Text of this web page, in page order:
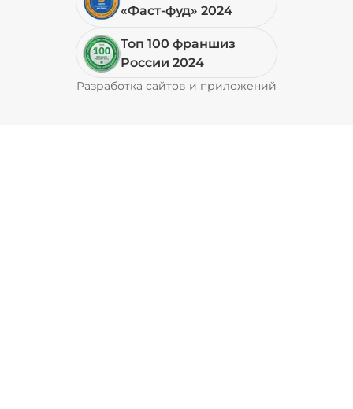
«Фаст-фуд» 2024
Топ 100 франшиз
России 2024
Разработка сайтов и приложений
Pyrobyte